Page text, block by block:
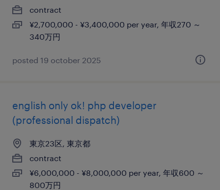
contract
¥2,700,000 - ¥3,400,000 per year, 年収270 ～
340万円
posted 19 october 2025
english only ok! php developer
(professional dispatch)
東京23区, 東京都
contract
¥6,000,000 - ¥8,000,000 per year, 年収600 ～
800万円